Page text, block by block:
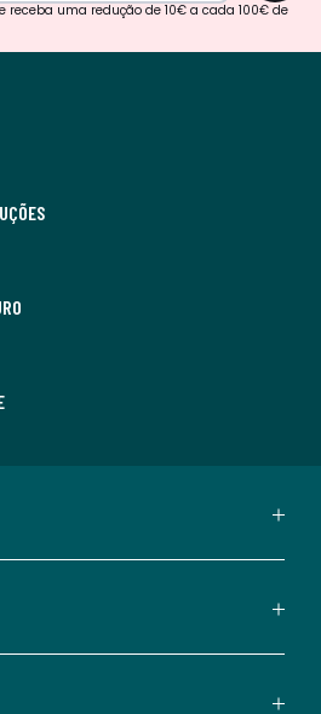
receba uma redução de 10€ a cada 100€ de